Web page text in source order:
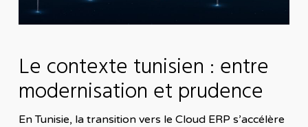
Le contexte tunisien : entre
modernisation et prudence
En Tunisie, la transition vers le Cloud ERP s’accélère